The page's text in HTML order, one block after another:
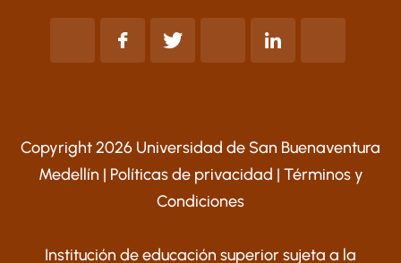
Copyright 2026 Universidad de San Buenaventura
Medellín | Políticas de privacidad | Términos y
Condiciones
Institución de educación superior sujeta a la